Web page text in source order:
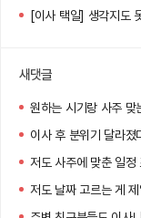
[이사 택일] 생각지도
새댓글